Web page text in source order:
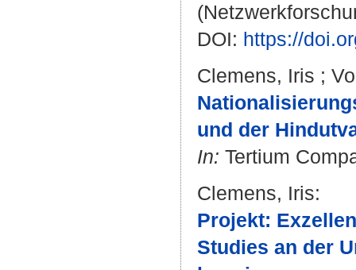
DOI: https://
Clemens, Iris ;
und der
In: Tertium
Clemens, Iris:
Projekt:
Studies an der